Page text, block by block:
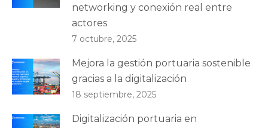
networking y conexión real entre
actores
7 octubre, 2025
Mejora la gestión portuaria sostenible
gracias a la digitalización
18 septiembre, 2025
Digitalización portuaria en